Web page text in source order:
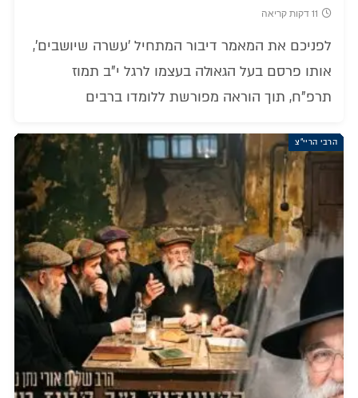
11 דקות קריאה
לפניכם את המאמר דיבור המתחיל 'עשרה שיושבים',
אותו פרסם בעל הגאולה בעצמו לרגל י"ב תמוז
תרפ"ח, תוך הוראה מפורשת ללומדו ברבים
הרבי הריי"צ